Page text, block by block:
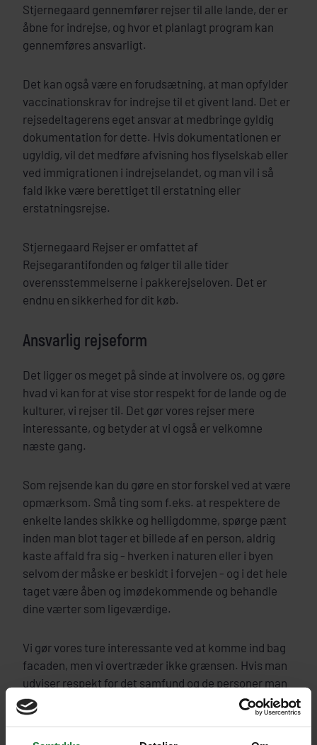
Stjernegaard gennemfører rejser til alle lande, der er
åbne for indrejse, og hvor et planlagt program kan
gennemføres ansvarligt.
Det kan også være en forudsætning, at man opfylder
vaccinationskrav for indrejse til et givent land. Det er
rejsedeltagerens eget ansvar at medbringe gyldig
dokumentation for dette. Hvis dokumentationen er
ugyldig, vil det medføre afvisning hos flyselskab eller
ved immigrationen i indrejselandet, og man vil i så
fald ikke være berettiget til erstatning eller
erstatningsrejse.
Stjernegaard Rejser er omfattet af
Rejsegarantifonden og følger til alle tider
overensstemmelserne i pakkerejseloven. Det er
endnu en sikkerhed for dit køb.
Ansvarlig rejseform
Det ligger os meget på sinde at involvere os, og gøre
hvad vi kan for at vise stor respekt for de lande og de
kulturer, vi rejser til. Det gør vores rejser mere
interessante, og betyder at vi også er velkomne
næste gang.
Som rejsende kan du gøre en stor forskel ved at være
opmærksom. Små ting som f.eks. at respektere de
enkelte landes skikke og helligdomme, spørge pænt
inden man blot tager et billede af en person, aldrig
kaste affald fra sig - hverken i naturen eller i byen
selvom der måske er beskidt i forvejen - og i det hele
taget være åben og imødekommende og behandle
dine værter som ligeværdige.
Vi gør vores ture interessante ved at komme ind bag
facaden, men vi overtræder ikke grænsen. Hvis man
udviser respekt for det samfund og de personer man
besøger, kommer man i dialog og bliver mødt med
venlighed og smil. Rejsen bliver meget mere